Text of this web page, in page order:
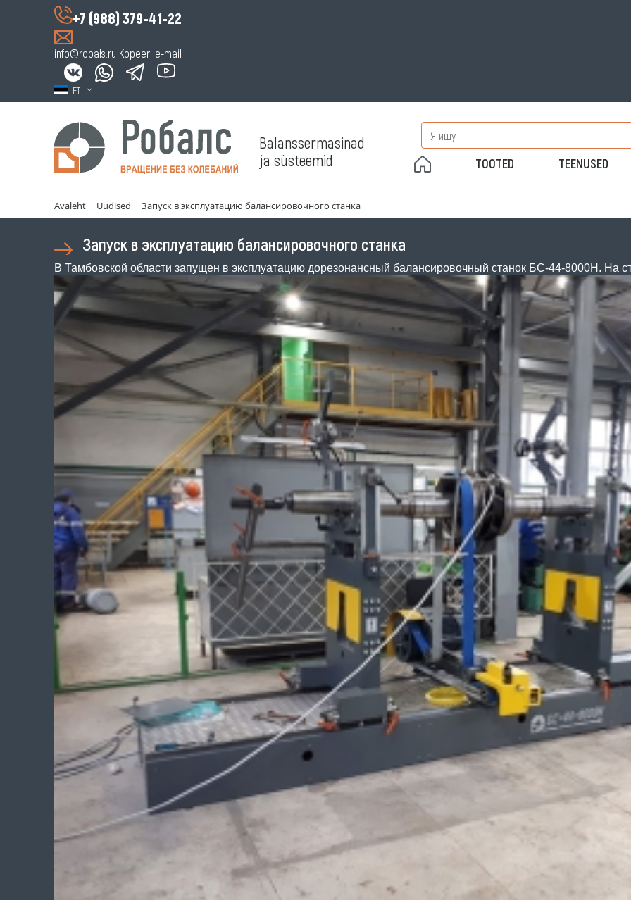
+7 (988) 379-41-22
info@robals.ru Kopeeri e-mail
ET
Balanssermasinad
ja süsteemid
TOOTED TEENUSED
Avaleht Uudised Запуск в эксплуатацию балансировочного станка
Запуск в эксплуатацию балансировочного станка
В Тамбовской области запущен в эксплуатацию дорезонансный балансировочный станок БС-44-8000Н. На